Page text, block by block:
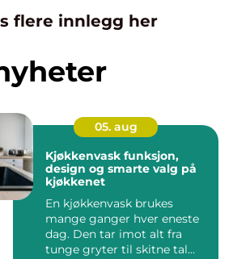
flere innlegg her
05. aug
Kjøkkenvask funksjon,
design og smarte valg på
kjøkkenet
En kjøkkenvask brukes
mange ganger hver eneste
dag. Den tar imot alt fra
tunge gryter til skitne tal...